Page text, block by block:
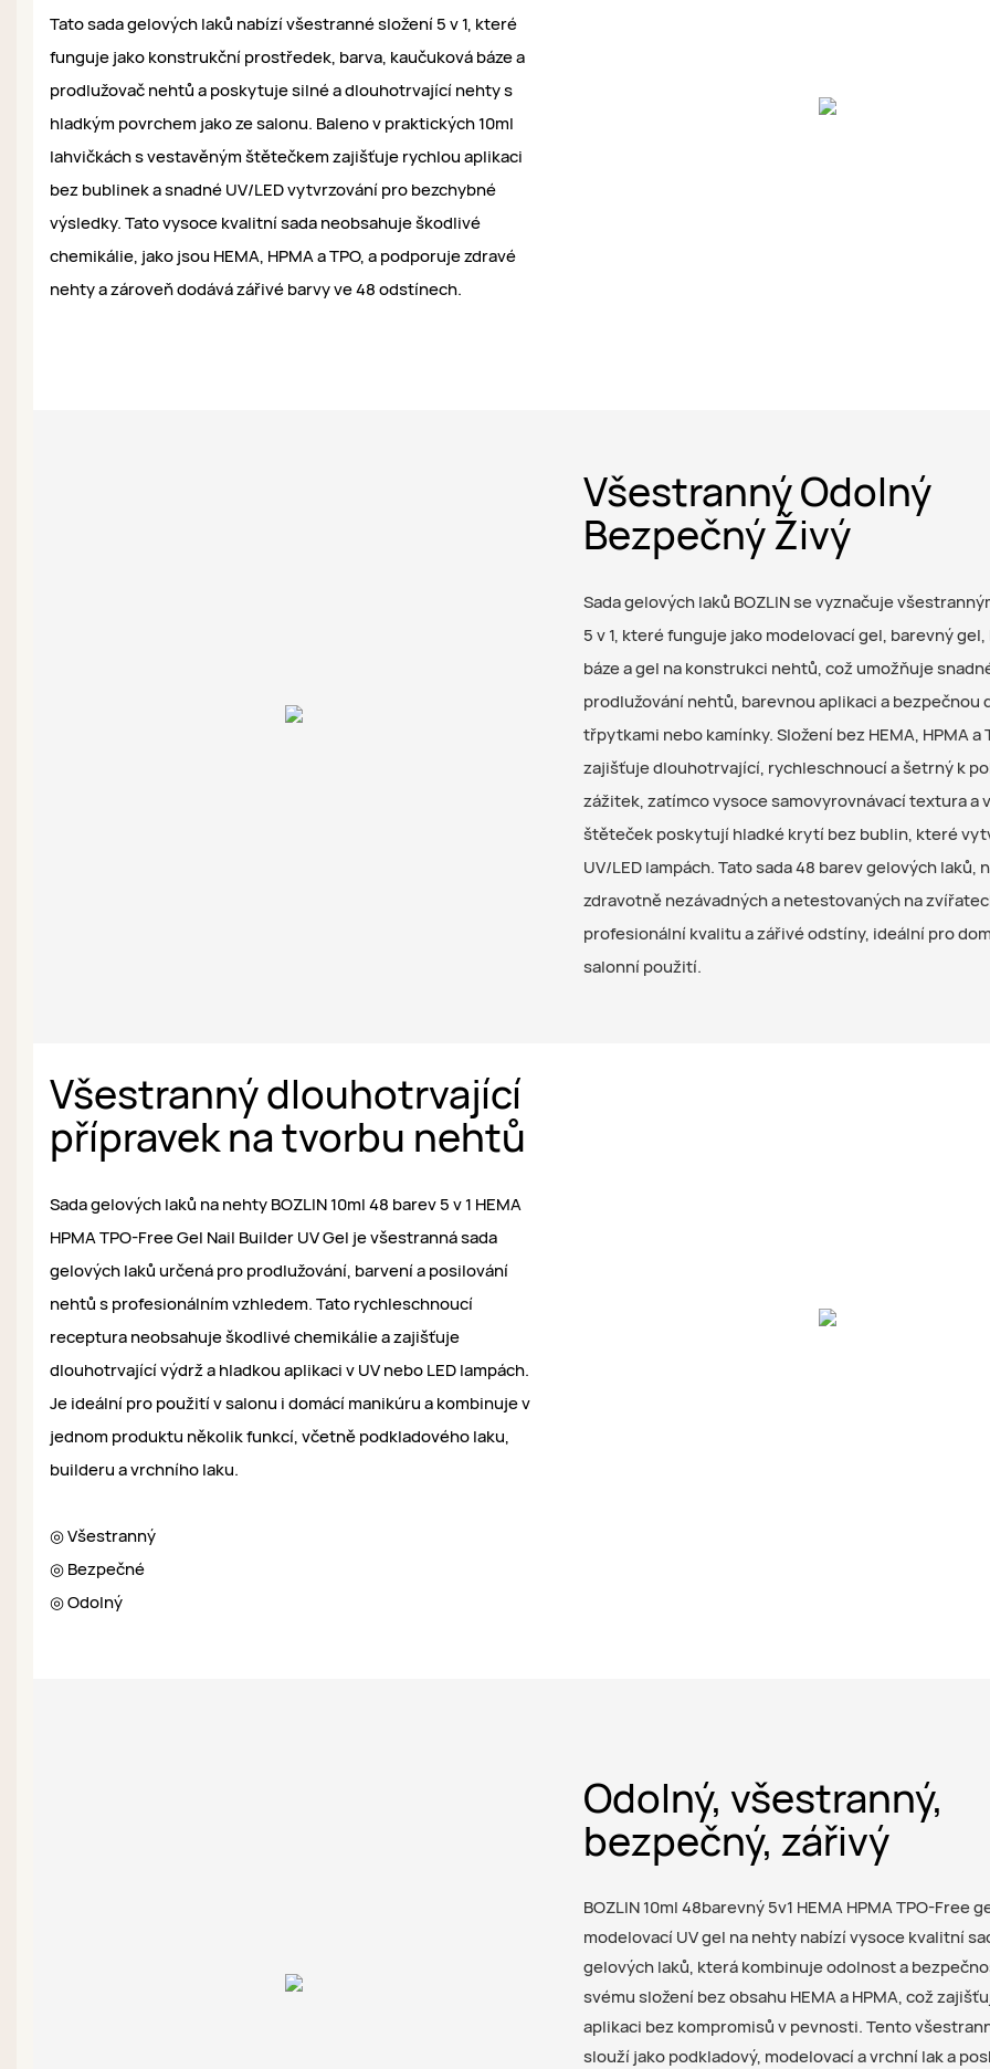
Tato sada gelových laků nabízí všestranné složení 5 v 1, které
funguje jako konstrukční prostředek, barva, kaučuková báze a
prodlužovač nehtů a poskytuje silné a dlouhotrvající nehty s
hladkým povrchem jako ze salonu. Baleno v praktických 10ml
lahvičkách s vestavěným štětečkem zajišťuje rychlou aplikaci
bez bublinek a snadné UV/LED vytvrzování pro bezchybné
výsledky. Tato vysoce kvalitní sada neobsahuje škodlivé
chemikálie, jako jsou HEMA, HPMA a TPO, a podporuje zdravé
nehty a zároveň dodává zářivé barvy ve 48 odstínech.
Všestranný Odolný
Bezpečný Živý
Sada gelových laků BOZLIN se vyznačuje
5 v 1, které funguje jako modelovací gel, barevný
báze a gel na konstrukci nehtů, což umožňuje
prodlužování nehtů, barevnou aplikaci a bezpečnou
třpytkami nebo kamínky. Složení bez HEMA, HPMA a
zajišťuje dlouhotrvající, rychleschnoucí a šetrný k
zážitek, zatímco vysoce samovyrovnávací textura a
štěteček poskytují hladké krytí bez bublin, které
UV/LED lampách. Tato sada 48 barev gelových laků,
zdravotně nezávadných a netestovaných na
profesionální kvalitu a zářivé odstíny, ideální pro
salonní použití.
Všestranný dlouhotrvající
přípravek na tvorbu nehtů
Sada gelových laků na nehty BOZLIN 10ml 48 barev 5 v 1 HEMA
HPMA TPO-Free Gel Nail Builder UV Gel je všestranná sada
gelových laků určená pro prodlužování, barvení a posilování
nehtů s profesionálním vzhledem. Tato rychleschnoucí
receptura neobsahuje škodlivé chemikálie a zajišťuje
dlouhotrvající výdrž a hladkou aplikaci v UV nebo LED lampách.
Je ideální pro použití v salonu i domácí manikúru a kombinuje v
jednom produktu několik funkcí, včetně podkladového laku,
builderu a vrchního laku.
◎ Všestranný
◎ Bezpečné
◎ Odolný
Odolný, všestranný,
bezpečný, zářivý
BOZLIN 10ml 48barevný 5v1 HEMA HPMA TPO-Free
modelovací UV gel na nehty nabízí vysoce kvalitní
gelových laků, která kombinuje odolnost a
svému složení bez obsahu HEMA a HPMA, což
aplikaci bez kompromisů v pevnosti. Tento
slouží jako podkladový, modelovací a vrchní lak a